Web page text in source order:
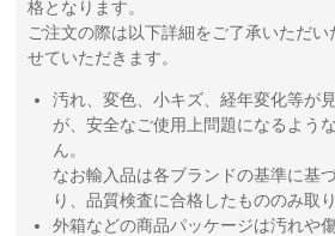
格となります。
ご注文の際は以下詳細をご了承いただい
せていただきます。
汚れ、変色、小キズ、経年変化等が
が、安全なご使用上問題になるよう
ん。
なお輸入品は各ブランドの基準に基
り、品質検査に合格したもののみ取
外箱などの商品パッケージは汚れや